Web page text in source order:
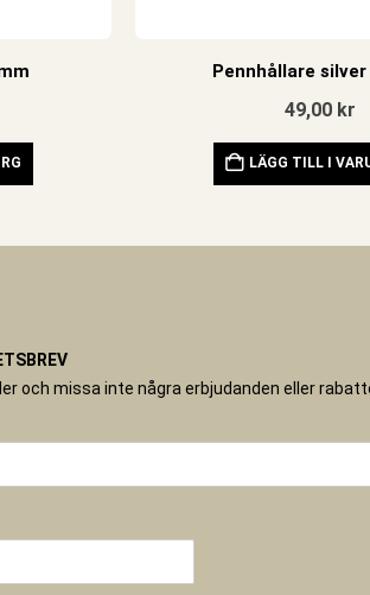
Pennhållare
49,00 kr
LÄGG TILL I
och missa inte några erbjudanden eller